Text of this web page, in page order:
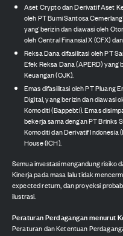
Aset Crypto dan Derivatif Aset
oleh PT Bumi Santosa
yang berizin dan diawasi oleh
oleh Central Finansial X (CFX)
Reksa Dana difasilitasi oleh PT
Efek Reksa Dana (APERD) yang
Keuangan (OJK).
Emas difasilitasi oleh PT Pluang
Digital, yang berizin dan diawasi
Komoditi (Bappebti). Emas
bekerja sama dengan PT Brinks
Komoditi dan Derivatif Indonesia
House (ICH).
Semua investasi mengandung risiko
Kinerja pada masa lalu tidak
expected return, dan proyeksi
ilustrasi.
Peraturan Perdagangan menurut
Peraturan dan Ketentuan